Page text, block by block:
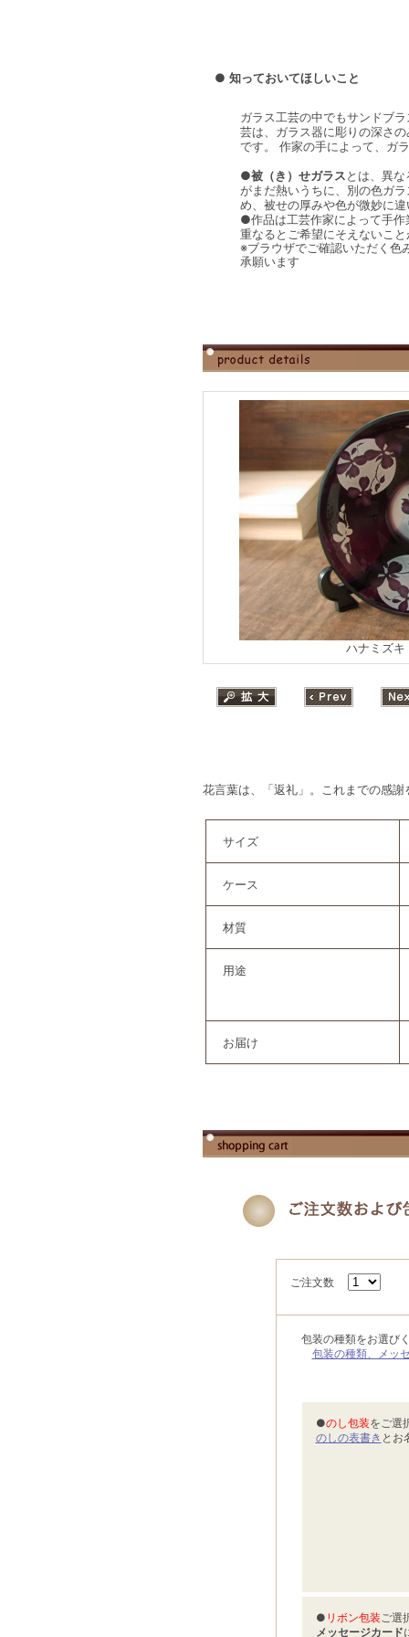
● 知っておいてほしいこと
ガラス工芸の中でもサンドブ
芸は、ガラス器に彫りの深さ
です。 作家の手によって、ガ
●被（き）せガラスとは、異
がまだ熱いうちに、別の色ガ
め、被せの厚みや色が微妙に
●作品は工芸作家によって手
重なるとご希望にそえないこ
※ブラウザでご確認いただく色
承願います
ハナミズキ
花言葉は、「返礼」。これまでの感
サイズ
ケース
材質
用途
お届け
ご注文数
包装の種類をお選
包装の種類、メッ
●のし包装をご選
のしの表書き とお
● リボン包装ご選
メッセージカード